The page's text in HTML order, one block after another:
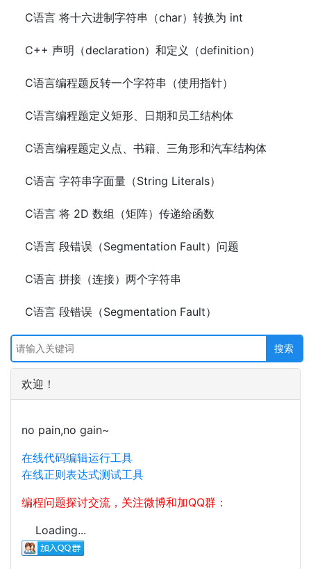
C语言 将十六进制字符串（char）转换为 int
C++ 声明（declaration）和定义（definition）
C语言编程题反转一个字符串（使用指针）
C语言编程题定义矩形、日期和员工结构体
C语言编程题定义点、书籍、三角形和汽车结构体
C语言 字符串字面量（String Literals）
C语言 将 2D 数组（矩阵）传递给函数
C语言 段错误（Segmentation Fault）问题
C语言 拼接（连接）两个字符串
C语言 段错误（Segmentation Fault）
欢迎！
no pain,no gain~
在线代码编辑运行工具
在线正则表达式测试工具
编程问题探讨交流，关注微博和加QQ群：
Loading...